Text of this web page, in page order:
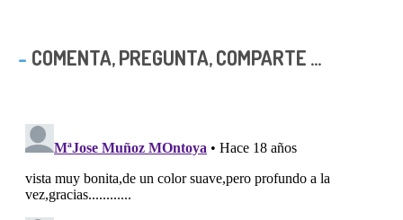
COMENTA, PREGUNTA, COMPARTE ...